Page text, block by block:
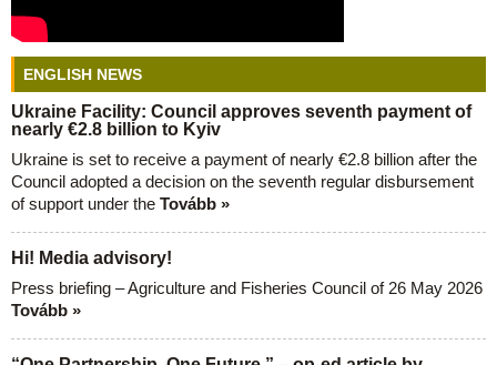
ENGLISH NEWS
Ukraine Facility: Council approves seventh payment of
nearly €2.8 billion to Kyiv
Ukraine is set to receive a payment of nearly €2.8 billion after the
Council adopted a decision on the seventh regular disbursement
of support under the Tovább »
Hi! Media advisory!
Press briefing – Agriculture and Fisheries Council of 26 May 2026
Tovább »